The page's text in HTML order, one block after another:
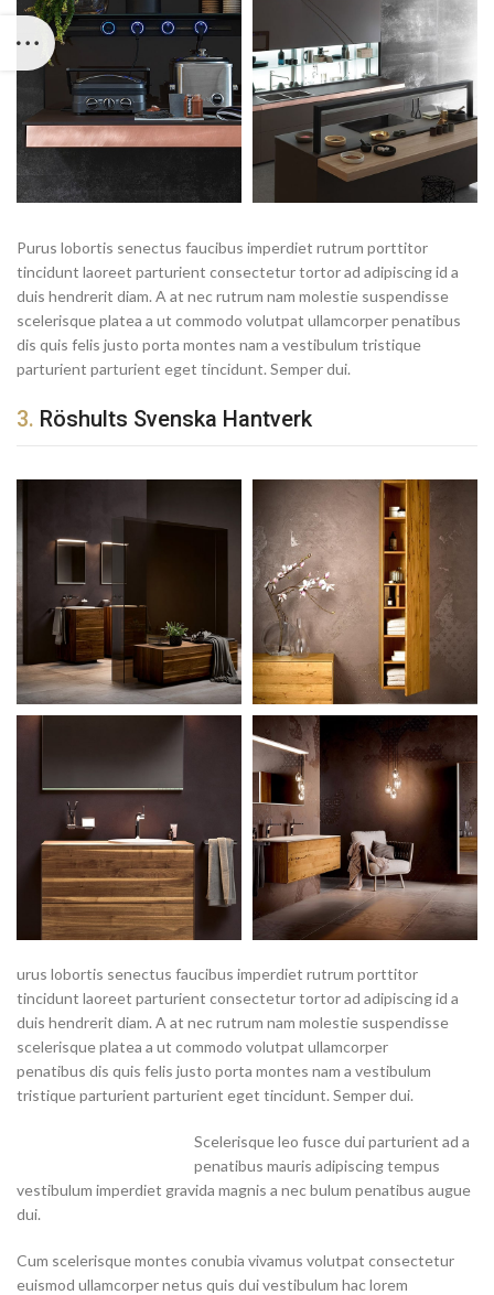
Purus lobortis senectus faucibus imperdiet rutrum porttitor
tincidunt laoreet parturient consectetur tortor ad adipiscing id a
duis hendrerit diam. A at nec rutrum nam molestie suspendisse
scelerisque platea a ut commodo volutpat ullamcorper penatibus
dis quis felis justo porta montes nam a vestibulum tristique
parturient parturient eget tincidunt. Semper dui.
3. Röshults Svenska Hantverk
urus lobortis senectus faucibus imperdiet rutrum porttitor
tincidunt laoreet parturient consectetur tortor ad adipiscing id a
duis hendrerit diam. A at nec rutrum nam molestie suspendisse
scelerisque platea a ut commodo volutpat ullamcorper
penatibus dis quis felis justo porta montes nam a vestibulum
tristique parturient parturient eget tincidunt. Semper dui.
Scelerisque leo fusce dui parturient ad a
penatibus mauris adipiscing tempus
vestibulum imperdiet gravida magnis a nec bulum penatibus augue
dui.
Cum scelerisque montes conubia vivamus volutpat consectetur
euismod ullamcorper netus quis dui vestibulum hac lorem